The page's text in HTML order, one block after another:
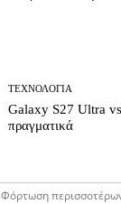
ΤΕΧΝΟΛΟΓΊΑ
Galaxy S27 Ultra vs
πραγματικά
Φόρτωση